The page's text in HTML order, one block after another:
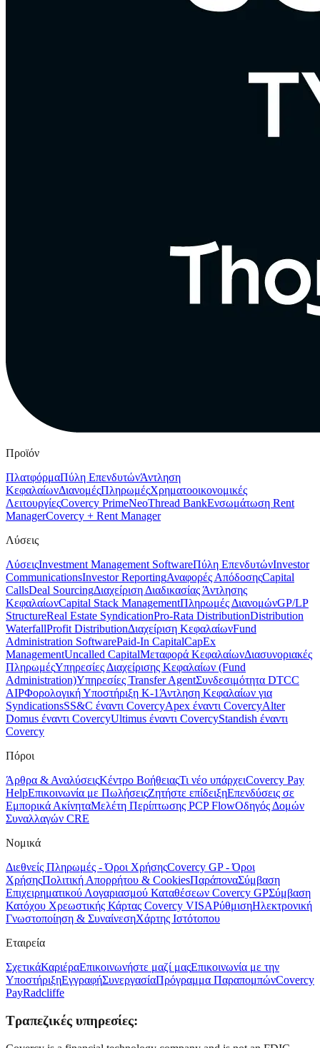
Προϊόν
ΠλατφόρμαΠύλη ΕπενδυτώνΆντληση
ΚεφαλαίωνΔιανομέςΠληρωμέςΧρηματοοικονομικές
ΛειτουργίεςCovercy PrimeNeoThread BankΕνσωμάτωση Rent
ManagerCovercy + Rent Manager
Λύσεις
ΛύσειςInvestment Management SoftwareΠύλη ΕπενδυτώνInvestor
CommunicationsInvestor ReportingΑναφορές ΑπόδοσηςCapital
CallsDeal SourcingΔιαχείριση Διαδικασίας Άντλησης
ΚεφαλαίωνCapital Stack ManagementΠληρωμές ΔιανομώνGP/LP
StructureReal Estate SyndicationPro-Rata DistributionDistribution
WaterfallProfit DistributionΔιαχείριση ΚεφαλαίωνFund
Administration SoftwarePaid-In CapitalCapEx
ManagementUncalled CapitalΜεταφορά ΚεφαλαίωνΔιασυνοριακές
ΠληρωμέςΥπηρεσίες Διαχείρισης Κεφαλαίων (Fund
Administration)Υπηρεσίες Transfer AgentΣυνδεσιμότητα DTCC
AIPΦορολογική Υποστήριξη K-1 Άντληση Κεφαλαίων για
SyndicationsSS&C έναντι CovercyApex έναντι CovercyAlter
Domus έναντι CovercyUltimus έναντι CovercyStandish έναντι
Covercy
Πόροι
Άρθρα & ΑναλύσειςΚέντρο ΒοήθειαςΤι νέο υπάρχειCovercy Pay
HelpΕπικοινωνία με ΠωλήσειςΖητήστε επίδειξηΕπενδύσεις σε
Εμπορικά ΑκίνηταΜελέτη Περίπτωσης PCP FlowΟδηγός Δομών
Συναλλαγών CRE
Νομικά
Διεθνείς Πληρωμές - Όροι ΧρήσηςCovercy GP - Όροι
ΧρήσηςΠολιτική Απορρήτου & CookiesΠαράποναΣύμβαση
Επιχειρηματικού Λογαριασμού Καταθέσεων Covercy GPΣύμβαση
Κατόχου Χρεωστικής Κάρτας Covercy VISAΡύθμισηΗλεκτρονική
Γνωστοποίηση & ΣυναίνεσηΧάρτης Ιστότοπου
Εταιρεία
ΣχετικάΚαριέραΕπικοινωνήστε μαζί μαςΕπικοινωνία με την
ΥποστήριξηΕγγραφήΣυνεργασίαΠρόγραμμα ΠαραπομπώνCovercy
PayRadcliffe
Τραπεζικές υπηρεσίες: